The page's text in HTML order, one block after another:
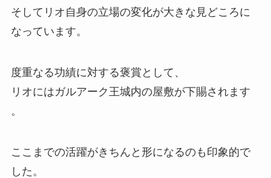
そしてリオ自身の立場の変化が大きな見どころに
なっています。
度重なる功績に対する褒賞として、
リオにはガルアーク王城内の屋敷が下賜されます
。
ここまでの活躍がきちんと形になるのも印象的で
した。